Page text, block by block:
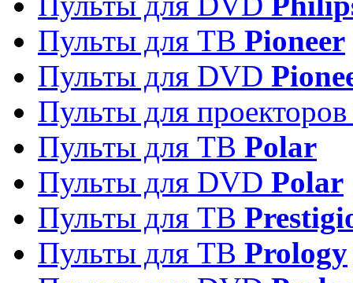
Пульты для ТВ Pioneer
Пульты для DVD
Пульты для
Пульты для ТВ Polar
Пульты для DVD Polar
Пульты для ТВ
Пульты для ТВ Prology